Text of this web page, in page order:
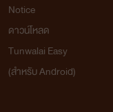
Notice
ดาวน์โหลด
Tunwalai Easy
(สำหรับ Android)